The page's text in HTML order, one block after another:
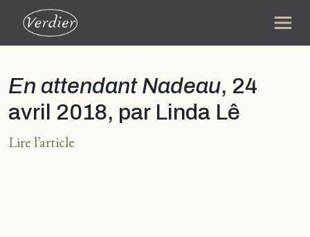
En attendant Nadeau, 24
avril 2018, par Linda Lê
Lire l’article